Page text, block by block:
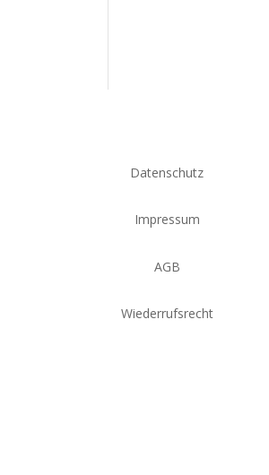
Datenschutz
Impressum
AGB
Wiederrufsrecht